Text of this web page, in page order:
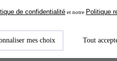
de confidentialité et notre Politique
mes choix Tout